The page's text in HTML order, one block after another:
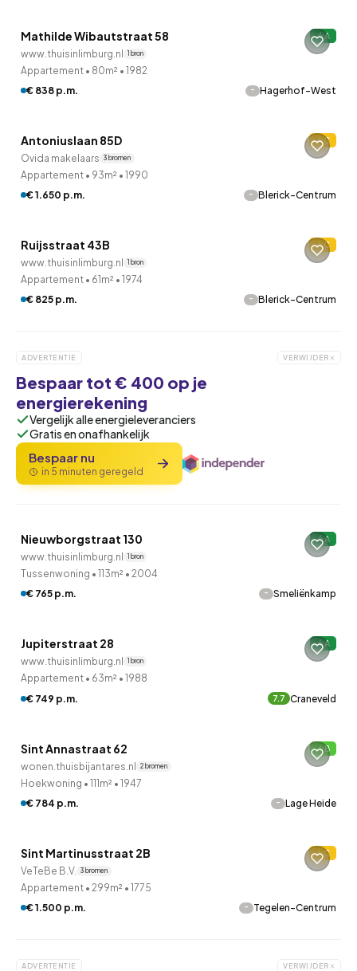
Mathilde Wibautstraat 58 A
www.thuisinlimburg.nl 1 bron
Appartement • 80m² • 1982
€ 838 p.m.
- Hagerhof-West
QUICKLANE™
Antoniuslaan 85D C
Ovida makelaars 3 bronnen
Appartement • 93m² • 1990
€ 1.650 p.m.
- Blerick-Centrum
QUICKLANE™
Woningcorporatie
Ruijsstraat 43B C
www.thuisinlimburg.nl 1 bron
Appartement • 61m² • 1974
€ 825 p.m.
- Blerick-Centrum
ADVERTENTIE VERWIJDER
Bespaar tot € 400 op je
energierekening
Vergelijk alle energieleveranciers
Gratis en onafhankelijk
Bespaar nu
in 5 minuten geregeld
QUICKLANE™
Nieuwborgstraat 130 A
www.thuisinlimburg.nl 1 bron
Tussenwoning • 113m² • 2004
€ 765 p.m.
- Smeliënkamp
QUICKLANE™
Woningcorporatie
Jupiterstraat 28 A
www.thuisinlimburg.nl 1 bron
Appartement • 63m² • 1988
€ 749 p.m.
7.7 Craneveld
QUICKLANE™
Woningcorporatie
Sint Annastraat 62 B
wonen.thuisbijantares.nl 2 bronnen
Hoekwoning • 111m² • 1947
€ 784 p.m.
- Lage Heide
QUICKLANE™
Sint Martinusstraat 2B C
VeTeBe B.V. 3 bronnen
Appartement • 299m² • 1775
€ 1.500 p.m.
- Tegelen-Centrum
ADVERTENTIE VERWIJDER